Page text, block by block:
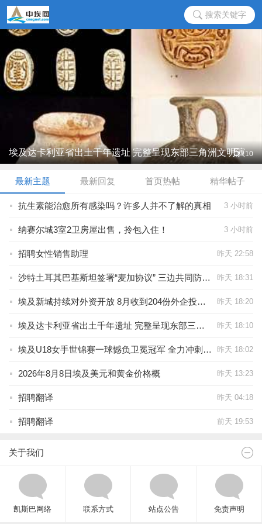
搜索关键字
埃及达卡利亚省出土千年遗址 完整呈现东部三角洲文明演
进脉络 ...
5/10
最新主题 最新回复 首页热帖 精华帖子
3 小时前
抗生素能治愈所有感染吗？许多人并不了解的真相
3 小时前
纳赛尔城3室2卫房屋出售，拎包入住！
昨天 22:58
招聘女性销售助理
昨天 18:31
沙特土耳其巴基斯坦签署“麦加协议” 三边共同防御机制成型牵动地区安全格局
昨天 18:20
埃及新城持续对外资开放 8月收到204份外企投资申请
昨天 18:10
埃及达卡利亚省出土千年遗址 完整呈现东部三角洲文明演进脉络
昨天 18:02
埃及U18女手世锦赛一球憾负卫冕冠军 全力冲刺铜牌创历史
昨天 13:23
2026年8月8日埃及美元和黄金价格概
昨天 04:18
招聘翻译
前天 19:53
招聘翻译
关于我们
凯斯巴网络 联系方式 站点公告 免责声明